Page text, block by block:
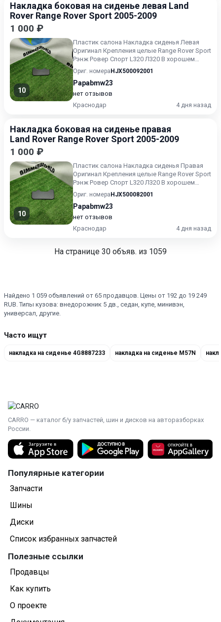
Накладка боковая на сиденье левая Land
Rover Range Rover Sport 2005-2009
1 000 ₽
10
Пластик салона Накладка сиденья Левая
Оригинал Крепления целые Range Rover Sport
Рэнж Ровер Спорт L320 Л320 В хорошем
состоянии Без пробега...
Ориг. номера HJX500092001
Papabmw23
нет отзывов
Краснодар
4 дня назад
Накладка боковая на сиденье правая
Land Rover Range Rover Sport 2005-2009
1 000 ₽
10
Пластик салона Накладка сиденья Правая
Оригинал Крепления целые Range Rover Sport
Рэнж Ровер Спорт L320 Л320 В хорошем
состоянии Без пробега...
Ориг. номера HJX500082001
Papabmw23
нет отзывов
Краснодар
4 дня назад
На странице 30 объяв. из 1059
Найдено 1 059 объявлений от 65 продавцов. Цены от 192 до 19 249
RUB. Типы кузова: внедорожник 5 дв., седан, купе, минивэн,
универсал, другие.
Часто ищут
накладка на сиденье 4G8887233 накладка на сиденье M57N
CARRO — каталог б/у запчастей, шин и дисков на авторазборках
России.
Популярные категории
Запчасти
Шины
Диски
Список избранных запчастей
Полезные ссылки
Продавцы
Как купить
О проекте